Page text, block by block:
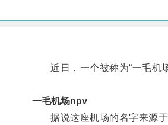
近日，一个被称为“一毛机场
一毛机场npv
据说这座机场的名字来源于